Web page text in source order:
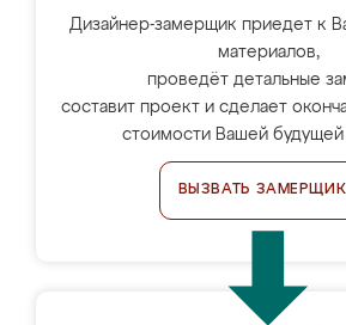
Дизайнер-замерщик приедет к
материалов,
проведёт детальные
составит проект и сделает
стоимости Вашей
ВЫЗВАТЬ